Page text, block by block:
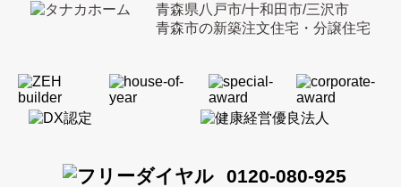
青森県八戸市/十和田市/三沢市
青森市の新築注文住宅・分譲住宅
0120-080-925